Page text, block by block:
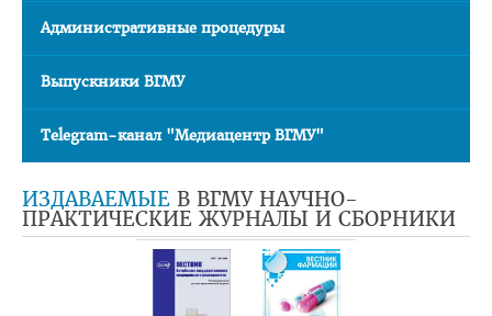
Личный кабинет абитуриента
Сроки вступительной кампании 2026
План приема в ВГМУ 2026
Количество поданных заявлений и конкурс 2026
Нормативная документация
Целевая подготовка
Административные процедуры
Выпускники ВГМУ
Telegram-канал "Медиацентр ВГМУ"
ИЗДАВАЕМЫЕ В ВГМУ НАУЧНО-
ПРАКТИЧЕСКИЕ ЖУРНАЛЫ И СБОРНИКИ